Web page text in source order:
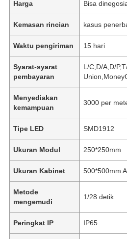
Harga Bisa
Kemasan rincian kasus
Waktu pengiriman 15 hari
Syarat-syarat
pembayaran
L/C,D/A,D/
Menyediakan
kemampuan
3000 per
Tipe LED SMD1912
Ukuran Modul 250*250mm
Ukuran Kabinet 500*500mm
Metode
mengemudi
1/28 detik
Peringkat IP IP65